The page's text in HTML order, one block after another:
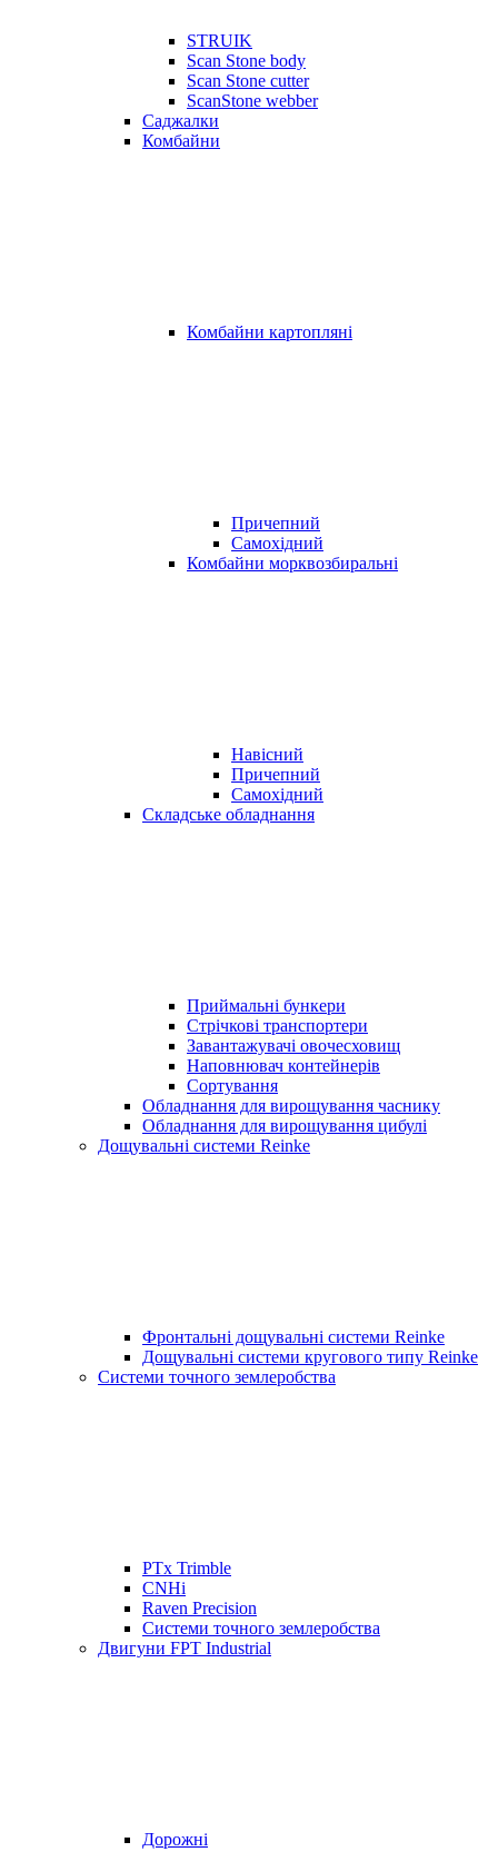
STRUIK
Scan Stone body
Scan Stone cutter
ScanStone webber
Саджалки
Комбайни
Комбайни картопляні
Причепний
Самохідний
Комбайни морквозбиральні
Навісний
Причепний
Самохідний
Складське обладнання
Приймальні бункери
Стрічкові транспортери
Завантажувачі овочесховищ
Наповнювач контейнерів
Сортування
Обладнання для вирощування часнику
Обладнання для вирощування цибулі
Дощувальні системи Reinke
Фронтальні дощувальні системи Reinke
Дощувальні системи кругового типу Reinke
Системи точного землеробства
PTx Trimble
CNHi
Raven Precision
Системи точного землеробства
Двигуни FPT Industrial
Дорожні